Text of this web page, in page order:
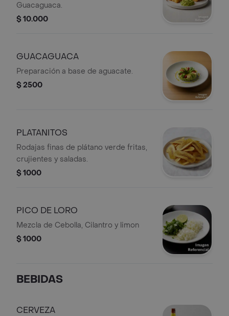
Guacaguaca.
$ 10.000
GUACAGUACA
Preparación a base de aguacate.
$ 2500
PLATANITOS
Rodajas finas de plátano verde fritas,
crujientes y saladas.
$ 1000
PICO DE LORO
Mezcla de Cebolla, Cilantro y limon
$ 1000
BEBIDAS
CERVEZA